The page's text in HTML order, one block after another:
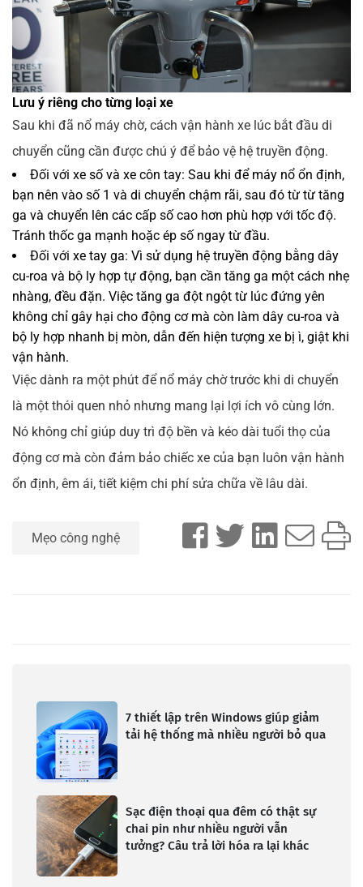
Lưu ý riêng cho từng loại xe
Sau khi đã nổ máy chờ, cách vận hành xe lúc bắt đầu di
chuyển cũng cần được chú ý để bảo vệ hệ truyền động.
Đối với xe số và xe côn tay: Sau khi để máy nổ ổn định,
bạn nên vào số 1 và di chuyển chậm rãi, sau đó từ từ tăng
ga và chuyển lên các cấp số cao hơn phù hợp với tốc độ.
Tránh thốc ga mạnh hoặc ép số ngay từ đầu.
Đối với xe tay ga: Vì sử dụng hệ truyền động bằng dây
cu-roa và bộ ly hợp tự động, bạn cần tăng ga một cách nhẹ
nhàng, đều đặn. Việc tăng ga đột ngột từ lúc đứng yên
không chỉ gây hại cho động cơ mà còn làm dây cu-roa và
bộ ly hợp nhanh bị mòn, dẫn đến hiện tượng xe bị ì, giật khi
vận hành.
Việc dành ra một phút để nổ máy chờ trước khi di chuyển
là một thói quen nhỏ nhưng mang lại lợi ích vô cùng lớn.
Nó không chỉ giúp duy trì độ bền và kéo dài tuổi thọ của
động cơ mà còn đảm bảo chiếc xe của bạn luôn vận hành
ổn định, êm ái, tiết kiệm chi phí sửa chữa về lâu dài.
Mẹo công nghệ
7 thiết lập trên Windows giúp giảm
tải hệ thống mà nhiều người bỏ qua
Sạc điện thoại qua đêm có thật sự
chai pin như nhiều người vẫn
tưởng? Câu trả lời hóa ra lại khác